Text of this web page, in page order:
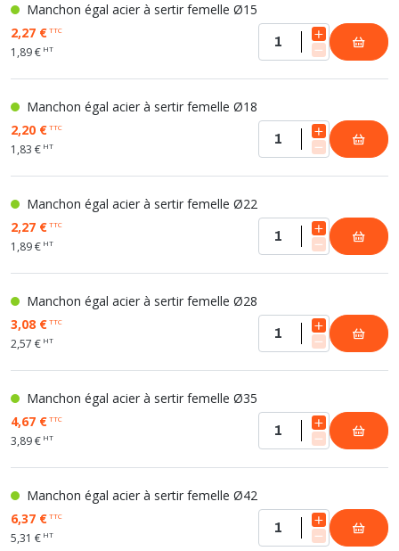
Manchon égal acier à sertir femelle Ø15
2,27 €TTC
1,89 € HT
Manchon égal acier à sertir femelle Ø18
2,20 €TTC
1,83 € HT
Manchon égal acier à sertir femelle Ø22
2,27 €TTC
1,89 € HT
Manchon égal acier à sertir femelle Ø28
3,08 €TTC
2,57 € HT
Manchon égal acier à sertir femelle Ø35
4,67 €TTC
3,89 € HT
Manchon égal acier à sertir femelle Ø42
6,37 €TTC
5,31 € HT